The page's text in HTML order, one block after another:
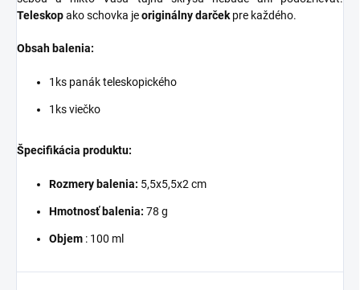
Teleskopako schovka jeoriginálny darček pre každého.
Obsah balenia:
1ks panák teleskopického
1ks viečko
Špecifikácia produktu:
Rozmery balenia: 5,5x5,5x2 cm
Hmotnosť balenia: 78 g
Objem : 100 ml